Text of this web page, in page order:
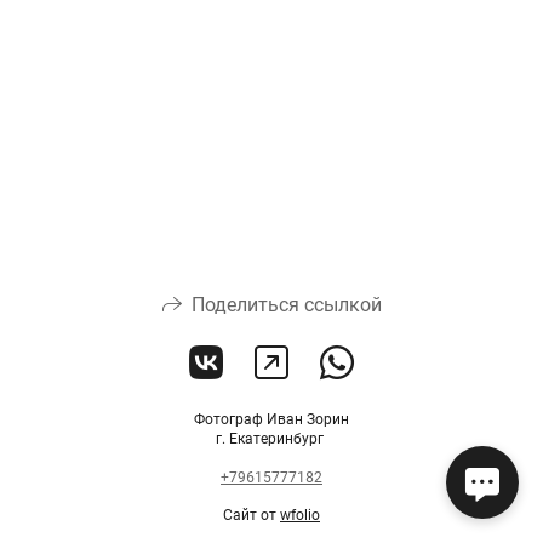
Поделиться ссылкой
Фотограф Иван Зорин
г. Екатеринбург
+79615777182
Сайт от wfolio